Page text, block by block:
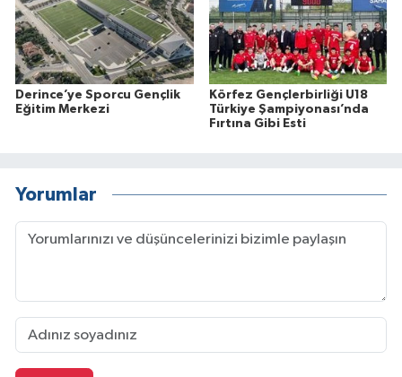
Derince’ye Sporcu Gençlik
Eğitim Merkezi
Körfez Gençlerbirliği U18
Türkiye Şampiyonası’nda
Fırtına Gibi Esti
Yorumlar